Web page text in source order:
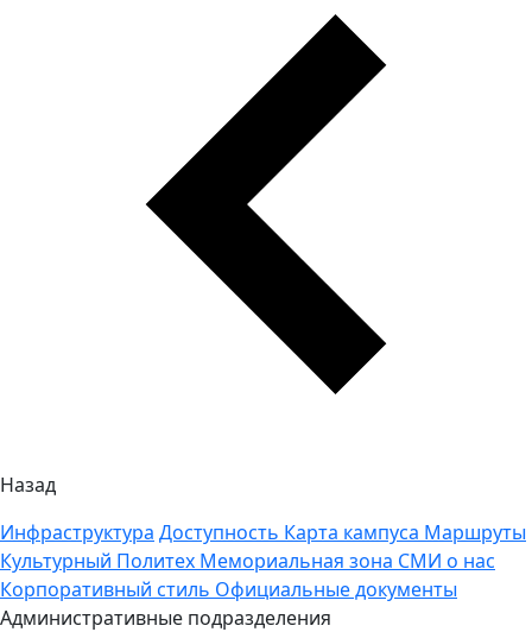
Назад
Инфраструктура Доступность Карта кампуса Маршруты
Культурный Политех Мемориальная зона СМИ о нас
Корпоративный стиль Официальные документы
Административные подразделения